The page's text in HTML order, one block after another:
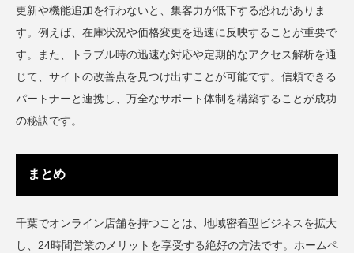
更新や機能追加を行わないと、集客力が低下する恐れがありま
す。例えば、在庫状況や価格変更を迅速に反映することが重要で
す。また、トラブル時の迅速な対応や定期的なアクセス解析を通
じて、サイトの改善点を見つけ出すことが可能です。信頼できる
パートナーと連携し、万全なサポート体制を構築することが成功
の秘訣です。
まとめ
千葉でオンライン店舗を持つことは、地域密着型ビジネスを拡大
し、24時間営業のメリットを享受する絶好の方法です。ホームペ